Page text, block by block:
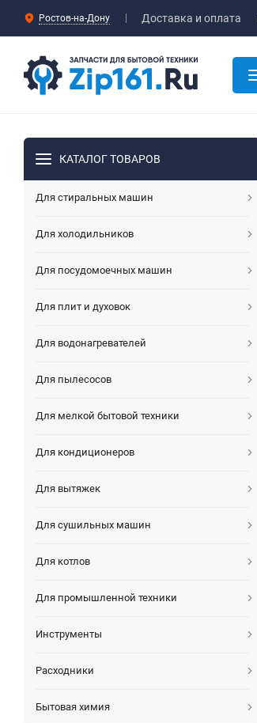
Ростов-на-Дону Доставка и оплата
КАТАЛОГ ТОВАРОВ
Для стиральных машин
Для холодильников
Для посудомоечных машин
Для плит и духовок
Для водонагревателей
Для пылесосов
Для мелкой бытовой техники
Для кондиционеров
Для вытяжек
Для сушильных машин
Для котлов
Для промышленной техники
Инструменты
Расходники
Бытовая химия